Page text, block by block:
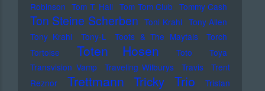
Robinson Tom T. Hall Tom Tom Club Tommy Cash
Ton Steine Scherben Toni Krahl Tony Allen
Tony Krahl
Tony-L Toots & The Maytals
Torch
Tortoise
Toten Hosen Toto
Toya
Transvision Vamp
Traveling Wilburys Travis
Trent
Reznor
Trettmann Tricky Trio
Tristan